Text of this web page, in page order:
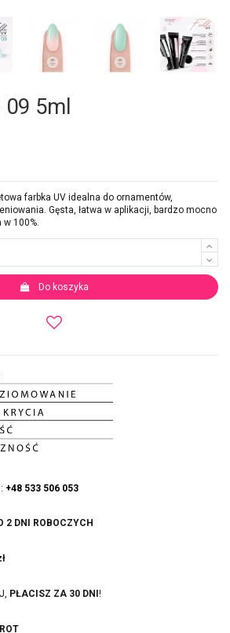
5ml
farbka UV idealna do ornamentów,
Gęsta, łatwa w aplikacji, bardzo mocno
100%.
Do koszyka
+48 533 506 053
2 DNI ROBOCZYCH
PŁACISZ ZA 30 DNI !